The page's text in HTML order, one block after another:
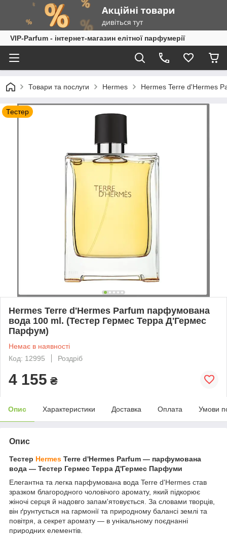
VIP-Parfum - інтернет-магазин елітної парфумерії
Товари та послуги Hermes Hermes Terre d'Hermes
Тестер
Hermes Terre d'Hermes Parfum парфумована
вода 100 ml. (Тестер Гермес Терра Д'Гермес
Парфум)
Немає в наявності
Код: 12995
Роздріб
4 155 ₴
Опис Характеристики Доставка Оплата Умови
Опис
Тестер Hermes Terre d'Hermes Parfum — парфумована
вода — Тестер Гермес Терра Д'Гермес Парфуми
Елегантна та легка парфумована вода Terre d'Hermes став
зразком благородного чоловічого аромату, який підкорює
жіночі серця й надовго запам'ятовується. За словами творців,
він ґрунтується на гармонії та природному балансі землі та
повітря, а секрет аромату — в унікальному поєднанні
природних елементів.